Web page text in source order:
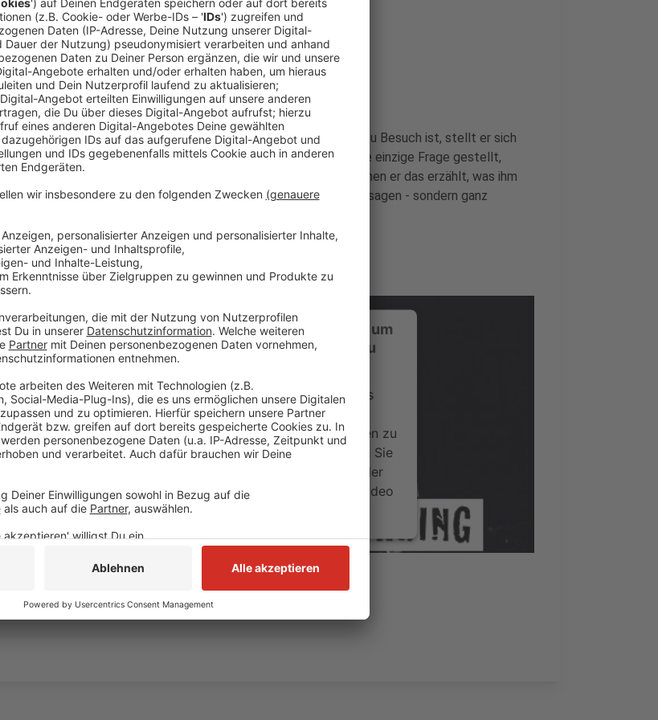
Ein Promi, keine Fragen und fünf Gegenstände
Anzeige
Wenn ein Popstar, Comedian, Schauspieler oder Politiker bei uns zu Besuch ist, stellt er sich
auch dem besonderen Video-Interview „Fünf für". Dabei wird keine einzige Frage gestellt,
sondern dem Gast einfach fünf Dinge in die Hand gedrückt, zu denen er das erzählt, was ihm
als Erstes einfällt. Keine Standardantworten, keine Promotionaussagen - sondern ganz
Anzeige
Wir benötigen Ihre Zustimmung, um
den YouTube Video-Service zu
Wir verwenden einen Service eines
Drittanbieters, um Videoinhalte
einzubetten. Dieser Service kann Daten zu
Ihren Aktivitäten sammeln. Bitte lesen Sie
die Details durch und stimmen Sie der
Nutzung des Service zu, um dieses Video
Mehr Informationen
powered byUsercentrics Consent Management
Fünf für Wotan Wilke Möhring
Anzeige